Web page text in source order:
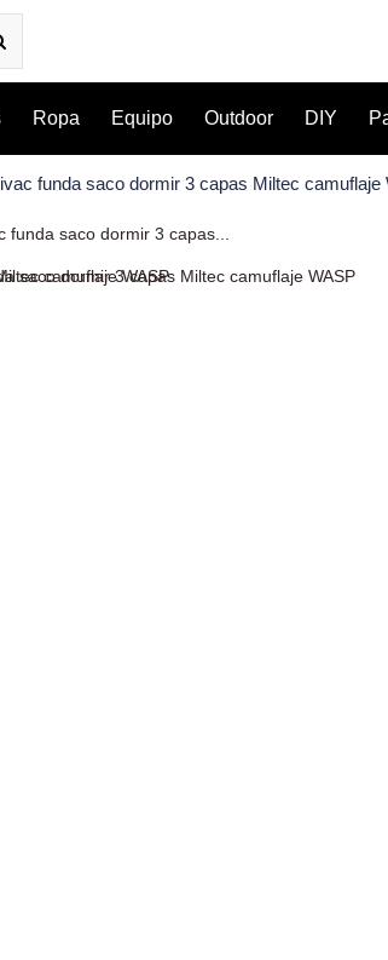
Ropa Equipo Outdoor DIY
funda saco dormir 3 capas Miltec camuflaje